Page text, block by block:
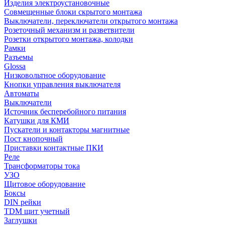
Изделия электроустановочные
Совмещенные блоки скрытого монтажа
Выключатели, переключатели открытого монтажа
Розеточный механизм и разветвители
Розетки открытого монтажа, колодки
Рамки
Разъемы
Glossa
Низковольтное оборудование
Кнопки управления выключателя
Автоматы
Выключатели
Источник бесперебойного питания
Катушки для КМИ
Пускатели и контакторы магнитные
Пост кнопочный
Приставки контактные ПКИ
Реле
Трансформаторы тока
УЗО
Щитовое оборудование
Боксы
DIN рейки
TDM щит учетный
Заглушки